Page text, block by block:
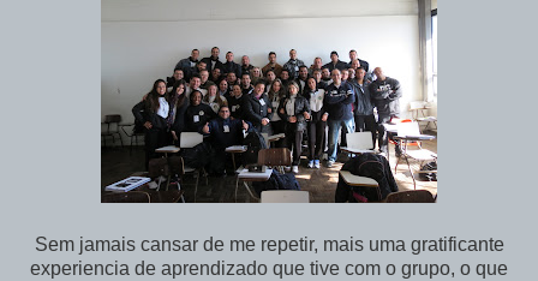
Sem jamais cansar de me repetir, mais uma gratificante
experiencia de aprendizado que tive com o grupo, o que